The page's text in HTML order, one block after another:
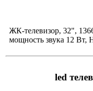
ЖК-телевизор, 32",
мощность звука 12 Вт,
led